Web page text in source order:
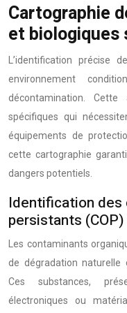
Cartographie
et biologiques
L’identification précise
environnement
décontamination.
spécifiques qui
équipements de
cette cartographie
dangers potentiels.
Identification des
persistants (COP)
Les contaminants
de dégradation naturelle
Ces substances,
électroniques ou